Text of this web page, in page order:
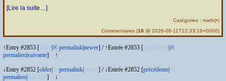
[Lire la suite…]
Catégories :math(•)
Commentaires (18 @ 2026-06-11T12:33:16+0000)
↑Entry #2853 [ |※ permalink|newer] / ↑Entrée #2853 [ |※
permalien|suivante] ↑
↓Entry #2852 [older| permalink| ] / ↓Entrée #2852 [précédente|
permalien| ] ↓